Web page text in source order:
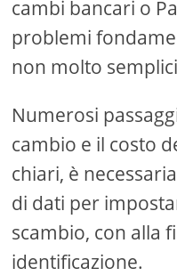
cambi bancari o
problemi
non molto
Numerosi
cambio e il costo
chiari, è
di dati per
scambio, con alla
identificazione.